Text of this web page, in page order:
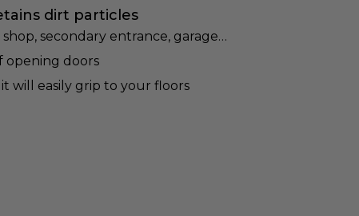
dirt particles
secondary entrance, garage…
opening doors
will easily grip to your floors